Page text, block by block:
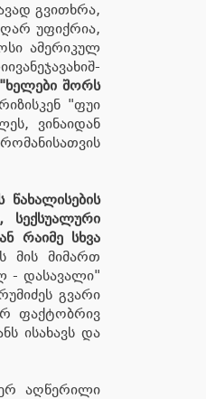
გვითხ­რა,
უფიქ­რია,
ამე­რი­კულ
"ხელები შორს
"ფუი
ვინაიდან
წახალისების
სექსუალური
რაიმე სხვა
მის მიმართ
- დასავალი"
გვარი
ფაქტობრივ
ისახავს და
აღწერილი